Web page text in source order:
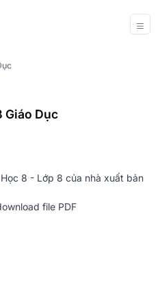
Giáo Dục
8 - Lớp 8 của nhà xuất bản
file PDF